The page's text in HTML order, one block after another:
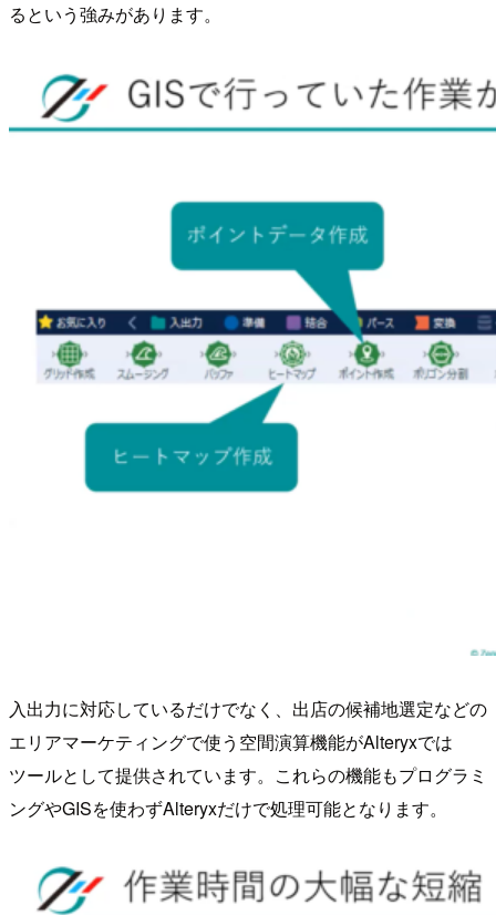
るという強みがあります。
入出力に対応しているだけでなく、出店の候補地選定などの
エリアマーケティングで使う空間演算機能がAlteryxでは
ツールとして提供されています。これらの機能もプログラミ
ングやGISを使わずAlteryxだけで処理可能となります。